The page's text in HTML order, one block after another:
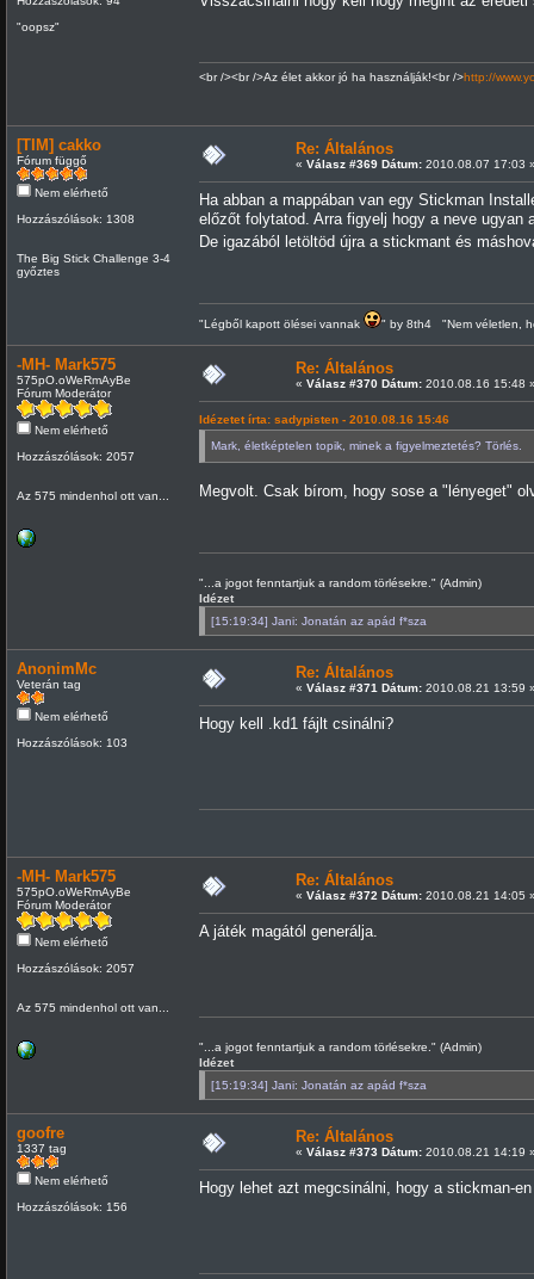
"oopsz"
<br /><br />Az élet akkor jó ha használják!<br />http://
[TIM] cakko
Fórum függő
Nem elérhető
Hozzászólások: 1308
The Big Stick Challenge 3-4
győztes
Re: Általános
« Válasz #369 Dátum:2010.08.07 17:03
Ha abban a mappában van egy Stickman
előzőt folytatod. Arra figyelj hogy a neve
De igazából letöltöd újra a stickmant és
"Légből kapott ölései vannak " by 8th4 "Nem véletlen,
-MH- Mark575
575pO.oWeRmAyBe
Fórum Moderátor
Nem elérhető
Hozzászólások: 2057
Az 575 mindenhol ott van...
Re: Általános
« Válasz #370 Dátum:2010.08.16 15:48
Idézetet írta: sadypisten - 2010.08.16 15:46
Mark, életképtelen topik, minek a figyelmeztetés? Törlés.
Megvolt. Csak bírom, hogy sose a "lényeget"
"...a jogot fenntartjuk a random törlésekre." (Admin)
Idézet
[15:19:34] Jani: Jonatán az apád f*sza
AnonimMc
Veterán tag
Nem elérhető
Hozzászólások: 103
Re: Általános
« Válasz #371 Dátum:2010.08.21 13:59
Hogy kell .kd1 fájlt csinálni?
-MH- Mark575
575pO.oWeRmAyBe
Fórum Moderátor
Nem elérhető
Hozzászólások: 2057
Az 575 mindenhol ott van...
Re: Általános
« Válasz #372 Dátum:2010.08.21 14:05
A játék magától generálja.
"...a jogot fenntartjuk a random törlésekre." (Admin)
Idézet
[15:19:34] Jani: Jonatán az apád f*sza
goofre
1337 tag
Nem elérhető
Hozzászólások: 156
Re: Általános
« Válasz #373 Dátum:2010.08.21 14:19
Hogy lehet azt megcsinálni, hogy a stickman-